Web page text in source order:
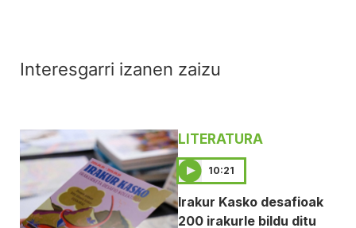
Interesgarri izanen zaizu
LITERATURA
10:21
Irakur Kasko desafioak
200 irakurle bildu ditu